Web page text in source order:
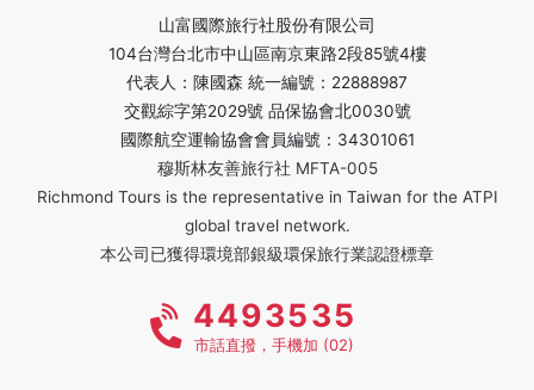
山富國際旅行社股份有限公司
104台灣台北市中山區南京東路2段85號4樓
代表人：陳國森 統一編號：22888987
交觀綜字第2029號 品保協會北0030號
國際航空運輸協會會員編號：34301061
穆斯林友善旅行社 MFTA-005
Richmond Tours is the representative in Taiwan for the ATPI
global travel network.
本公司已獲得環境部銀級環保旅行業認證標章
4493535
市話直撥，手機加 (02)